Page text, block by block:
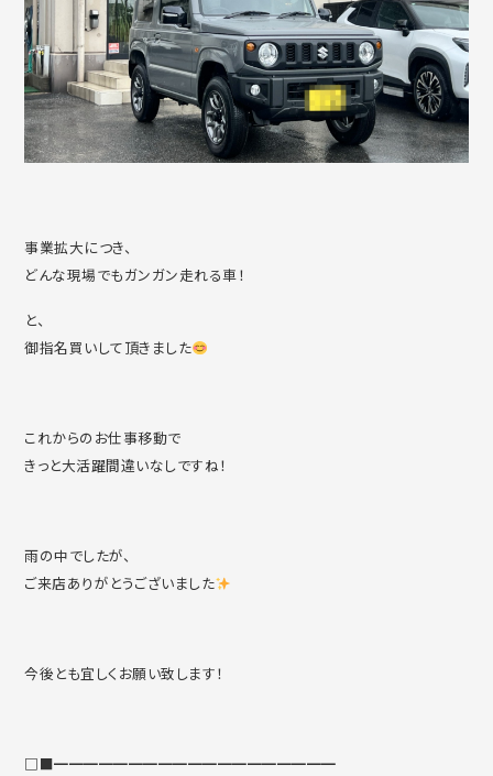
事業拡大につき、
どんな現場でもガンガン走れる車！
と、
御指名買いして頂きました
これからのお仕事移動で
きっと大活躍間違いなしですね！
雨の中でしたが、
ご来店ありがとうございました
今後とも宜しくお願い致します！
□■━━━━━━━━━━━━━━━━━━━